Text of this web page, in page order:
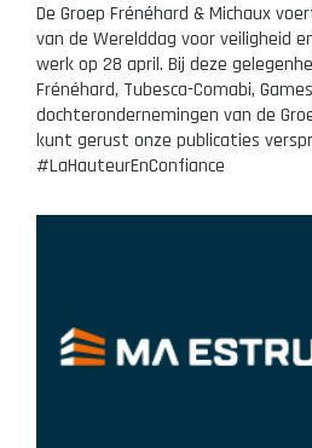
De Groep Frénéhard & Michaux
van de Werelddag voor veiligheid
werk op 28 april. Bij deze
Frénéhard, Tubesca-Comabi,
dochterondernemingen van de
kunt gerust onze publicaties
#LaHauteurEnConfiance